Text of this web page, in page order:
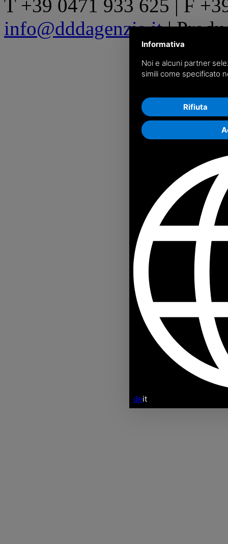
T +39 0471 933 625 | F
info@dddagenzia.it|
Informativa
Noi e alcuni partner
simili come specificato
Rifiuta
deit